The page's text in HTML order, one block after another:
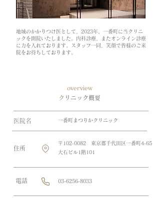
地域のかかりつけ医として、2023年、一番町に当クリニ
ックを開院いたしました。内科診療、またオンライン診療
に力を入れております。スタッフ一同、笑顔で皆様のご来
院をお待ちしております。
overview
​ クリニック概要
​医院名 一番町まつりかクリニック
​住所
〒102-0082 東京都千代田区一番町4-65
大石ビル1階101
​電話 03-6256-8033